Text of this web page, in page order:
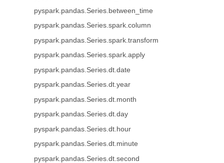
pyspark.pandas.Series.between_time
pyspark.pandas.Series.spark.column
pyspark.pandas.Series.spark.transform
pyspark.pandas.Series.spark.apply
pyspark.pandas.Series.dt.date
pyspark.pandas.Series.dt.year
pyspark.pandas.Series.dt.month
pyspark.pandas.Series.dt.day
pyspark.pandas.Series.dt.hour
pyspark.pandas.Series.dt.minute
pyspark.pandas.Series.dt.second